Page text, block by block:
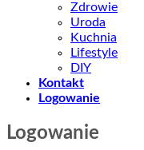
Zdrowie
Uroda
Kuchnia
Lifestyle
DIY
Kontakt
Logowanie
Logowanie